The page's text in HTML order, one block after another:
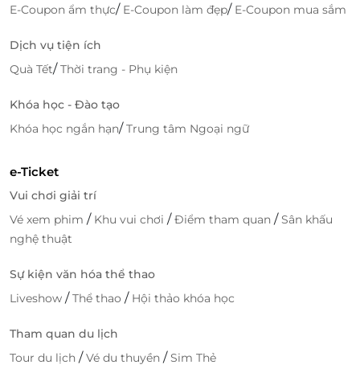
E-Coupon ẩm thực/ E-Coupon làm đẹp/ E-Coupon mua sắm
Dịch vụ tiện ích
Quà Tết/Thời trang - Phụ kiện
Khóa học - Đào tạo
Khóa học ngắn hạn/Trung tâm Ngoại ngữ
e-Ticket
Vui chơi giải trí
Vé xem phim / Khu vui chơi /Điểm tham quan /Sân khấu
nghệ thuật
Sự kiện văn hóa thể thao
Liveshow /Thể thao / Hội thảo khóa học
Tham quan du lịch
Tour du lịch /Vé du thuyền /Sim Thẻ